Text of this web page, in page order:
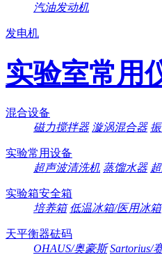
汽油发动机
发电机
实验室常用
混合设备
磁力搅拌器 漩涡混合器
实验常用设备
超声波清洗机 蒸馏水器
实验箱安全箱
培养箱 低温冰箱/医用冰箱
天平衡器砝码
OHAUS/奥豪斯 Sartorius/